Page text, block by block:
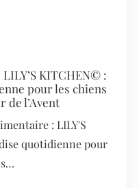
KITCHEN© :
pour les chiens
de l’Avent
: LILY'S
quotidienne pour